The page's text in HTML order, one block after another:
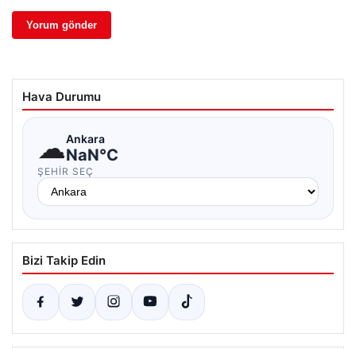
Hava Durumu
☁Ankara
NaN°C
ŞEHIR SEÇ
Bizi Takip Edin